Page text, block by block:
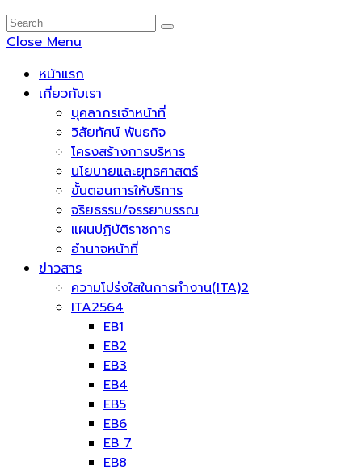
Close Menu
หน้าแรก
เกี่ยวกับเรา
บุคลากรเจ้าหน้าที่
วิสัยทัศน์ พันธกิจ
โครงสร้างการบริหาร
นโยบายและยุทธศาสตร์
ขั้นตอนการให้บริการ
จริยธรรม/จรรยาบรรณ
แผนปฏิบัติราชการ
อำนาจหน้าที่
ข่าวสาร
ความโปร่งใสในการทำงาน(ITA)2
ITA2564
EB1
EB2
EB3
EB4
EB5
EB6
EB 7
EB8